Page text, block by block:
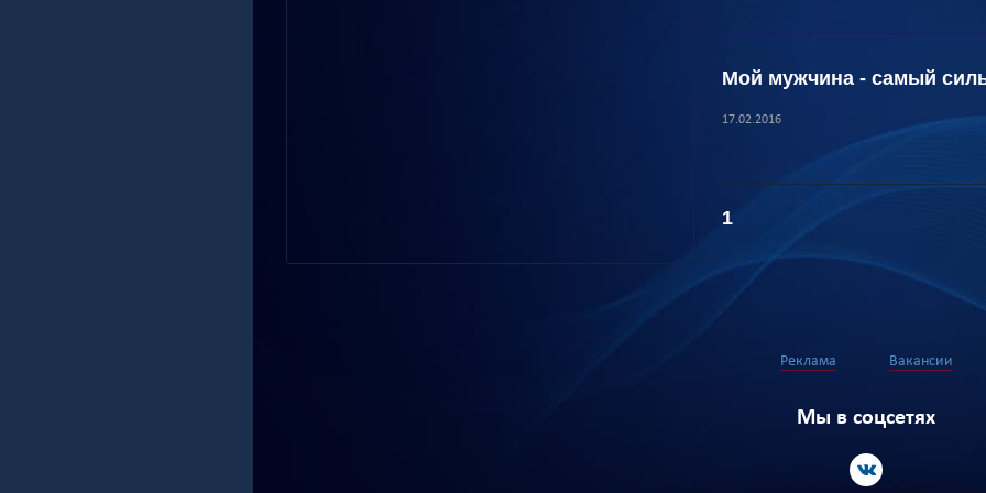
Мой мужчина - самый
17.02.2016
1
Реклама Вакансии
Мы в соцсетях